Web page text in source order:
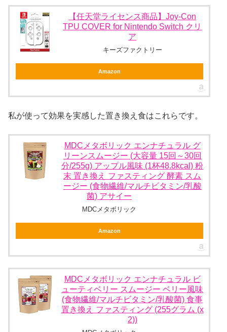
【任天堂ライセンス商品】Joy-Con
TPU COVER for Nintendo Switch クリ
ア
キーズファクトリー
Amazon
私が使って効果を実感した置き換え食はこれらです。
MDCメタボリック エンナチュラル グ
リーンスムージー (大容量 15回～30回
分/255g) アップル風味 (1杯48.8kcal) 粉
末 置き換え ファスティング 酵素 スム
ージー (食物繊維/マルチビタミン/乳酸
菌) アサイー
MDCメタボリック
Amazon
MDCメタボリック エンナチュラル ビ
ューティベリー スムージー ベリー風味
(食物繊維/マルチビタミン/乳酸菌) 食事
置き換え ファスティング (255グラム (x
2))